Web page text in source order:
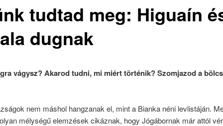
tudtad meg: Higuaín
dugnak
vágysz? Akarod tudni, mi miért történik? Szomjazod a
nem máshol hangzanak el, mint a Bianka néni levlistáján.
mélységű elemzések cikáznak, hogy Jógábornak már attól vér